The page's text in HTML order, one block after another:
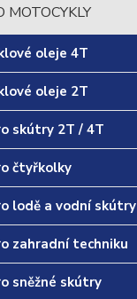
MOTOCYKLY
oleje 4T
oleje 2T
skútry 2T / 4T
čtyřkolky
lodě a vodní skútry
zahradní techniku
sněžné skútry